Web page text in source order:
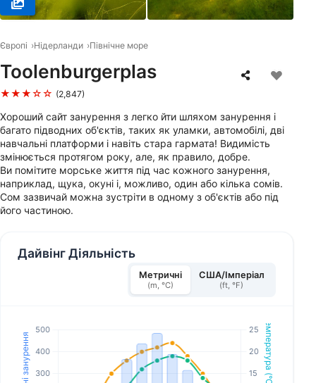
Європі Нідерланди Північне море
Toolenburgerplas
★★★☆☆ (2,847)
Хороший сайт занурення з легко йти шляхом занурення і
багато підводних об'єктів, таких як уламки, автомобілі, дві
навчальні платформи і навіть стара гармата! Видимість
змінюється протягом року, але, як правило, добре.
Ви помітите морське життя під час кожного занурення,
наприклад, щука, окуні і, можливо, один або кілька сомів.
Сом зазвичай можна зустріти в одному з об'єктів або під
його частиною.
Дайвінг Діяльність
Метричні
(m, °C)
США/Імперіал
(ft, °F)